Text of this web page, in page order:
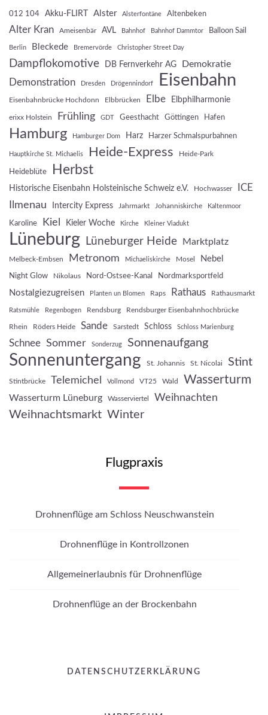
012 104 Akku-FLIRT Alster Alsterfontäne Altenbeken
Alter Kran Ameisenbär AVL Bahnhof Bahnhof Dammtor Balloon Sail
Berlin Bleckede Bremervörde Christopher Street Day
Dampflokomotive DB Fernverkehr AG Demokratie
Demonstration Dresden Drögennindorf Eisenbahn
Eisenbahnbrücke Hochdonn Elbbrücken Elbe Elbphilharmonie
erixx Holstein Frühling GDT Geesthacht Göttingen Hafen
Hamburg Hamburger Dom Harz Harzer Schmalspurbahnen
Hauptkirche St. Michaelis Heide-Express Heide-Park
Heideblüte Herbst
Historische Eisenbahn Holsteinische Schweiz e.V. Hochwasser ICE
Ilmenau Intercity Express Jahrmarkt Johanniskirche Kaltenmoor
Karoline Kiel Kieler Woche Kirche Kleiner Viadukt
Lüneburg Lüneburger Heide Marktplatz
Melbeck-Embsen Metronom Michaeliskirche Mosel Nebel
Night Glow Nikolaus Nord-Ostsee-Kanal Nordmarksportfeld
Nostalgiezugreisen Planten un Blomen Raps Rathaus Rathausmarkt
Ratsmühle Regenbogen Rendsburg Rendsburger Eisenbahnhochbrücke
Rhein Röders Heide Sande Sarstedt Schloss Schloss Marienburg
Schnee Sommer Sonderzug Sonnenaufgang
Sonnenuntergang St. Johannis St. Nicolai Stint
Stintbrücke Telemichel Vollmond VT25 Wald Wasserturm
Wasserturm Lüneburg Wasserviertel Weihnachten
Weihnachtsmarkt Winter
Flugpraxis
Drohnenflüge am Schloss Neuschwanstein
Drohnenflüge in Kontrollzonen
Allgemeinerlaubnis für Drohnenflüge
Drohnenflüge an der Brockenbahn
DATENSCHUTZERKLÄRUNG